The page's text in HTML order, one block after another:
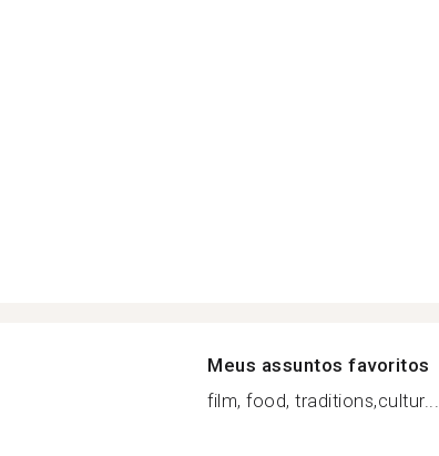
Meus assuntos favoritos
film, food, traditions,cultur...